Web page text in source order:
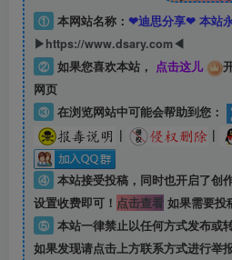
① 本网站名称： ❤迪思分享❤ 本站
▶https://www.dsary.com◀
② 如果您喜欢本站， 点击这儿
网页
③ 在浏览网站中可能会帮助到您：
|
|
④ 本站接受投稿，同时也开启了创
设置收费即可！ 点击查看如果需要投
⑤ 本站一律禁止以任何方式发布或
如果发现请点击上方联系方式进行举